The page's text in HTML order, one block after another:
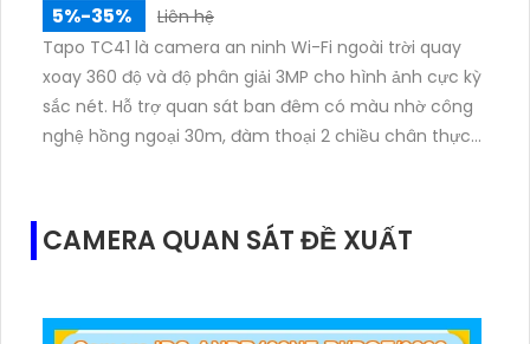
5%-35%
Liên hệ
Tapo TC41 là camera an ninh Wi-Fi ngoài trời quay
xoay 360 độ và độ phân giải 3MP cho hình ảnh cực kỳ
sắc nét. Hỗ trợ quan sát ban đêm có màu nhờ công
nghệ hồng ngoại 30m, đàm thoại 2 chiều chân thực
động, báo động thông minh và chuẩn kháng nước
IP65 mang đến sự bảo vệ toàn diện.
CAMERA QUAN SÁT ĐỀ XUẤT